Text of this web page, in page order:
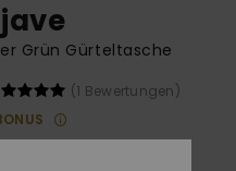
Grün Gürteltasche
(1 Bewertungen)
€